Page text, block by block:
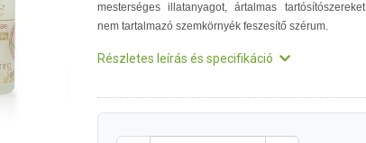
mesterséges illatanyagot, ártalmas tartósítószereket
nem tartalmazó szemkörnyék feszesítő szérum.
Részletes leírás és specifikáció